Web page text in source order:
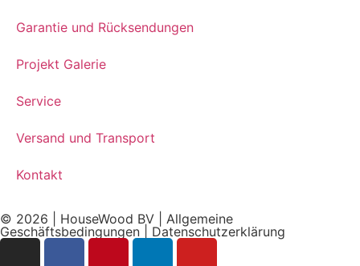
Garantie und Rücksendungen
Projekt Galerie
Service
Versand und Transport
Kontakt
© 2026 | HouseWood BV | Allgemeine
Geschäftsbedingungen
Datenschutzerklärung